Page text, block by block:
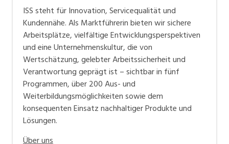
ISS steht für Innovation, Servicequalität und
Kundennähe. Als Marktführerin bieten wir sichere
Arbeitsplätze, vielfältige Entwicklungsperspektiven
und eine Unternehmenskultur, die von
Wertschätzung, gelebter Arbeitssicherheit und
Verantwortung geprägt ist – sichtbar in fünf
Programmen, über 200 Aus- und
Weiterbildungsmöglichkeiten sowie dem
konsequenten Einsatz nachhaltiger Produkte und
Lösungen.
Über uns